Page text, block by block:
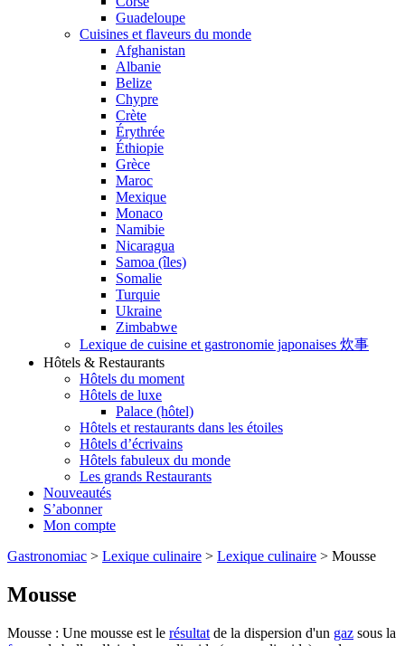
Guadeloupe
Cuisines et flaveurs du monde
Afghanistan
Albanie
Belize
Chypre
Crète
Érythrée
Éthiopie
Grèce
Maroc
Mexique
Monaco
Namibie
Nicaragua
Samoa (îles)
Somalie
Turquie
Ukraine
Zimbabwe
Lexique de cuisine et gastronomie japonaises 炊事
Hôtels & Restaurants
Hôtels du moment
Hôtels de luxe
Palace (hôtel)
Hôtels et restaurants dans les étoiles
Hôtels d’écrivains
Hôtels fabuleux du monde
Les grands Restaurants
Nouveautés
S’abonner
Mon compte
Gastronomiac > Lexique culinaire > Lexique culinaire > Mousse
Mousse
Mousse : Une mousse est le résultat de la dispersion d'un gaz sous la